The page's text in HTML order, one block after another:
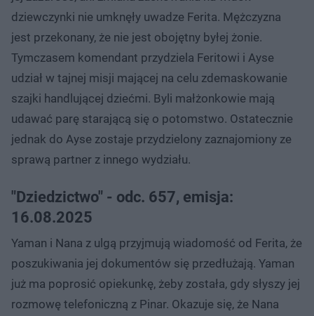
dziewczynki nie umknęły uwadze Ferita. Mężczyzna
jest przekonany, że nie jest obojętny byłej żonie.
Tymczasem komendant przydziela Feritowi i Ayse
udział w tajnej misji mającej na celu zdemaskowanie
szajki handlującej dziećmi. Byli małżonkowie mają
udawać parę starającą się o potomstwo. Ostatecznie
jednak do Ayse zostaje przydzielony zaznajomiony ze
sprawą partner z innego wydziału.
"Dziedzictwo" - odc. 657, emisja:
16.08.2025
Yaman i Nana z ulgą przyjmują wiadomość od Ferita, że
poszukiwania jej dokumentów się przedłużają. Yaman
już ma poprosić opiekunkę, żeby została, gdy słyszy jej
rozmowę telefoniczną z Pinar. Okazuje się, że Nana